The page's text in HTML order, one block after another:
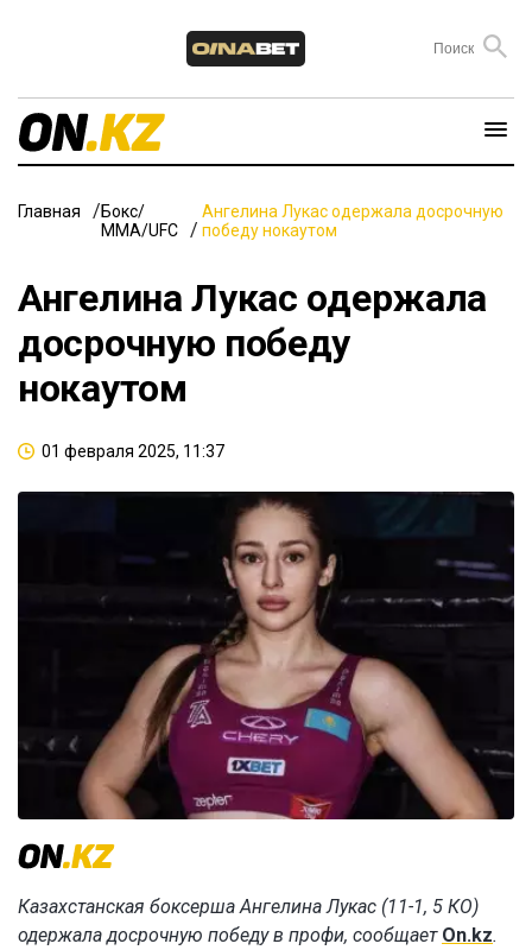
Главная
Бокс/
ММА/UFC
Ангелина Лукас одержала досрочную
победу нокаутом
Ангелина Лукас одержала
досрочную победу
нокаутом
01 февраля 2025, 11:37
Казахстанская боксерша Ангелина Лукас (11-1, 5 КО)
одержала досрочную победу в профи, сообщает On.kz.